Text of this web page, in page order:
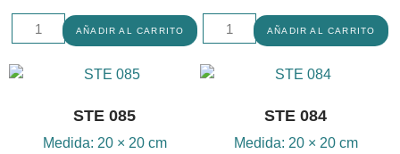
AÑADIR AL CARRITO AÑADIR AL CARRITO
STE 085
Medida: 20 × 20 cm
STE 084
Medida: 20 × 20 cm